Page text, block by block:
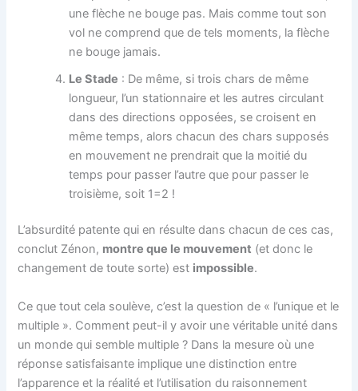
une flèche ne bouge pas. Mais comme tout son
vol ne comprend que de tels moments, la flèche
ne bouge jamais.
Le Stade : De même, si trois chars de même
longueur, l’un stationnaire et les autres circulant
dans des directions opposées, se croisent en
même temps, alors chacun des chars supposés
en mouvement ne prendrait que la moitié du
temps pour passer l’autre que pour passer le
troisième, soit 1=2 !
L’absurdité patente qui en résulte dans chacun de ces cas,
conclut Zénon, montre que le mouvement (et donc le
changement de toute sorte) est impossible.
Ce que tout cela soulève, c’est la question de « l’unique et le
multiple ». Comment peut-il y avoir une véritable unité dans
un monde qui semble multiple ? Dans la mesure où une
réponse satisfaisante implique une distinction entre
l’apparence et la réalité et l’utilisation du raisonnement